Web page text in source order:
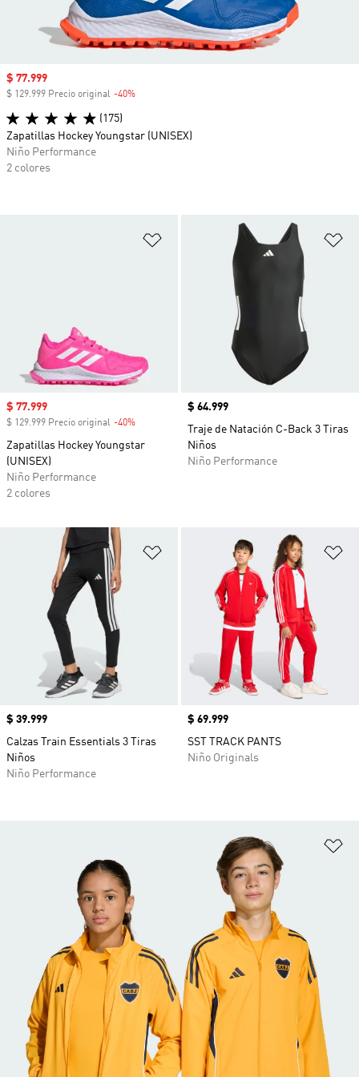
Añadir a la lista de deseos
Precio de venta
$ 77.999
$ 129.999 Precio original -40%
Zapatillas Hockey Youngstar
(UNISEX)
Niño Performance
2 colores
Precio
$ 64.999
Traje de Natación C-Back 3 Tiras
Niños
Niño Performance
Añadir a la lista de deseos
Precio
$ 39.999
Calzas Train Essentials 3 Tiras
Niños
Niño Performance
Precio
$ 69.999
SST TRACK PANTS
Niño Originals
Precio de venta
$ 77.999
$ 129.999 Precio original -40%
(175)
Zapatillas Hockey Youngstar (UNISEX)
Niño Performance
2 colores